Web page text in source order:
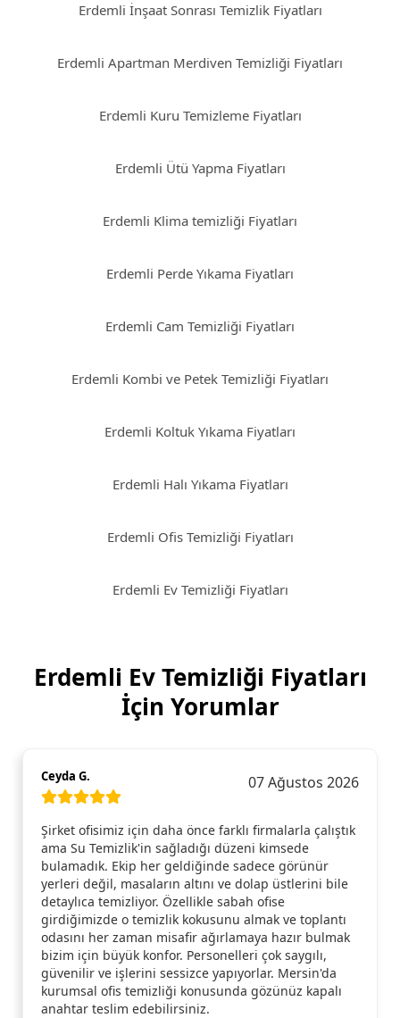
Erdemli İnşaat Sonrası Temizlik Fiyatları
Erdemli Apartman Merdiven Temizliği Fiyatları
Erdemli Kuru Temizleme Fiyatları
Erdemli Ütü Yapma Fiyatları
Erdemli Klima temizliği Fiyatları
Erdemli Perde Yıkama Fiyatları
Erdemli Cam Temizliği Fiyatları
Erdemli Kombi ve Petek Temizliği Fiyatları
Erdemli Koltuk Yıkama Fiyatları
Erdemli Halı Yıkama Fiyatları
Erdemli Ofis Temizliği Fiyatları
Erdemli Ev Temizliği Fiyatları
Erdemli Ev Temizliği Fiyatları
İçin Yorumlar
Ceyda G. 07 Ağustos 2026
Şirket ofisimiz için daha önce farklı firmalarla çalıştık
ama Su Temizlik'in sağladığı düzeni kimsede
bulamadık. Ekip her geldiğinde sadece görünür
yerleri değil, masaların altını ve dolap üstlerini bile
detaylıca temizliyor. Özellikle sabah ofise
girdiğimizde o temizlik kokusunu almak ve toplantı
odasını her zaman misafir ağırlamaya hazır bulmak
bizim için büyük konfor. Personelleri çok saygılı,
güvenilir ve işlerini sessizce yapıyorlar. Mersin'da
kurumsal ofis temizliği konusunda gözünüz kapalı
anahtar teslim edebilirsiniz.